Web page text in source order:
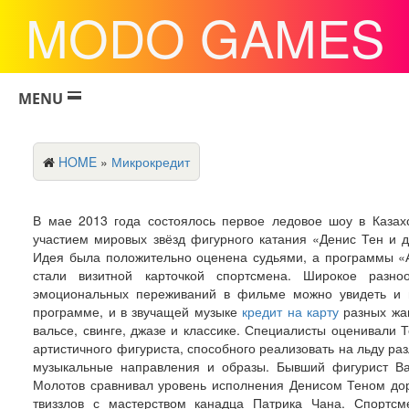
MODO GAMES
MENU
HOME » Микрокредит
В мае 2013 года состоялось первое ледовое шоу в
участием мировых звёзд фигурного катания «Денис Тен и
Идея была положительно оценена судьями, а программы
стали визитной карточкой спортсмена. Широкое
эмоциональных переживаний в фильме можно увидеть
программе, и в звучащей музыке кредит на карту разных
вальсе, свинге, джазе и классике. Специалисты оценивали
артистичного фигуриста, способного реализовать на льду
музыкальные направления и образы. Бывший фигурист
Молотов сравнивал уровень исполнения Денисом Теном
твиззлов с мастерством канадца Патрика Чана.